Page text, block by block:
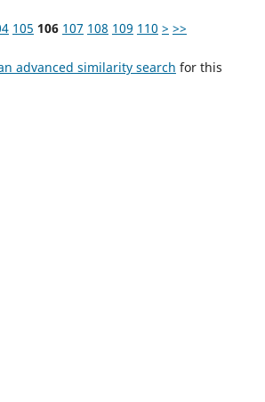
105 106 107 108 109 110 > >>
advanced similarity search for this